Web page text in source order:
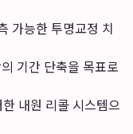
가능한 투명교정 치
기간 단축을 목표로
내원 리콜 시스템으